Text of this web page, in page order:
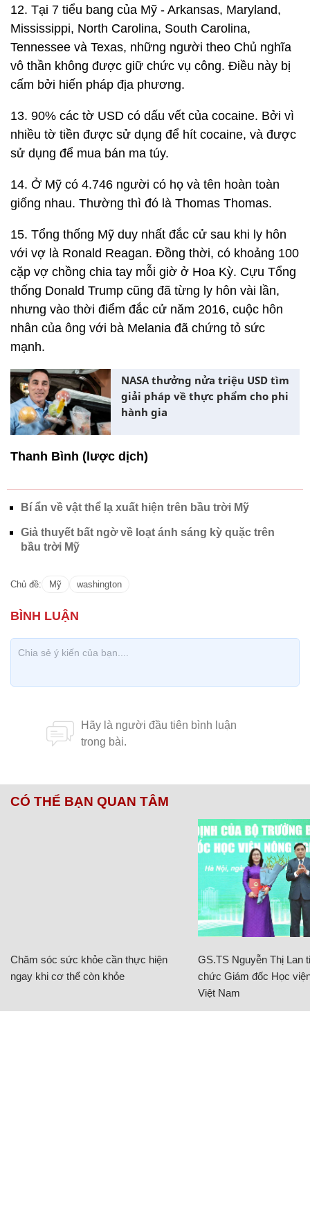
12. Tại 7 tiểu bang của Mỹ - Arkansas, Maryland,
Mississippi, North Carolina, South Carolina,
Tennessee và Texas, những người theo Chủ nghĩa
vô thần không được giữ chức vụ công. Điều này bị
cấm bởi hiến pháp địa phương.
13. 90% các tờ USD có dấu vết của cocaine. Bởi vì
nhiều tờ tiền được sử dụng để hít cocaine, và được
sử dụng để mua bán ma túy.
14. Ở Mỹ có 4.746 người có họ và tên hoàn toàn
giống nhau. Thường thì đó là Thomas Thomas.
15. Tổng thống Mỹ duy nhất đắc cử sau khi ly hôn
với vợ là Ronald Reagan. Đồng thời, có khoảng 100
cặp vợ chồng chia tay mỗi giờ ở Hoa Kỳ. Cựu Tổng
thống Donald Trump cũng đã từng ly hôn vài lần,
nhưng vào thời điểm đắc cử năm 2016, cuộc hôn
nhân của ông với bà Melania đã chứng tỏ sức
mạnh.
NASA thưởng nửa triệu USD tìm
giải pháp về thực phẩm cho phi
hành gia
Thanh Bình (lược dịch)
Bí ẩn về vật thể lạ xuất hiện trên bầu trời Mỹ
Giả thuyết bất ngờ về loạt ánh sáng kỳ quặc trên
bầu trời Mỹ
Chủ đề: Mỹ washington
CÓ THỂ BẠN QUAN TÂM
Chăm sóc sức khỏe cần thực hiện
ngay khi cơ thể còn khỏe
GS.TS Nguyễn Thị Lan
chức Giám đốc Học
Việt Nam